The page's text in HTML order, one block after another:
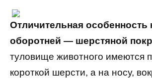
Отличительная особенность
оборотней — шерстяной
туловище животного имеются
короткой шерсти, а на носу,